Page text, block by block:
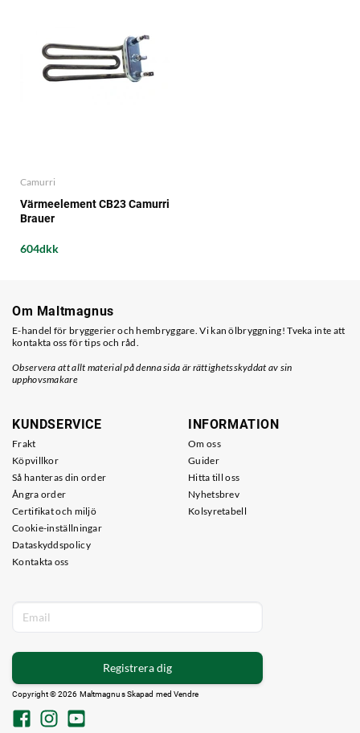
Camurri
Värmeelement CB23 Camurri
Brauer
604dkk
Om Maltmagnus
E-handel för bryggerier och hembryggare. Vi kan ölbryggning! Tveka inte att
kontakta oss för tips och råd.
Observera att allt material på denna sida är rättighetsskyddat av sin
upphovsmakare
KUNDSERVICE
Frakt
Köpvillkor
Så hanteras din order
Ångra order
Certifikat och miljö
Cookie-inställningar
Dataskyddspolicy
Kontakta oss
INFORMATION
Om oss
Guider
Hitta till oss
Nyhetsbrev
Kolsyretabell
Registrera dig
Copyright © 2026 Maltmagnus Skapad med Vendre